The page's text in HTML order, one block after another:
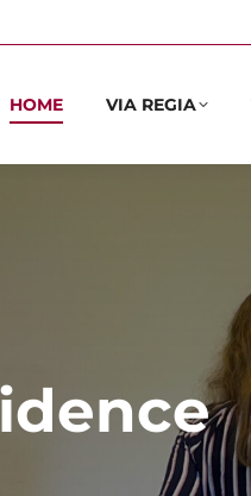
HOME VIA REGIA